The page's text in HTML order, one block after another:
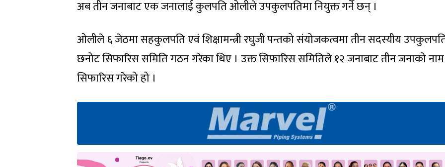
अब तीन जनाबाट एक जनालाई कुलपति ओलीले उपकुलपतिमा नियुक्त गर्ने छन् ।
ओलीले ६ जेठमा सहकुलपति एवं शिक्षामन्त्री रघुजी पन्तको संयोजकत्वमा तीन सदस्यीय
छनोट सिफारिस समिति गठन गरेका थिए । उक्त सिफारिस समितिले १२ जनाबाट तीन जनाको नाम
सिफारिस गरेको हो ।